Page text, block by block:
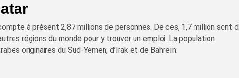
à présent 2,87 millions de personnes. De ces, 1,7 million sont
régions du monde pour y trouver un emploi. La population
originaires du Sud-Yémen, d’Irak et de Bahreïn.